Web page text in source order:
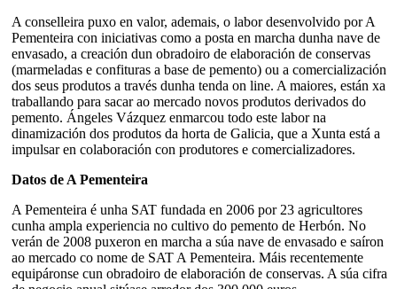
A conselleira puxo en valor, ademais, o labor desenvolvido por A
Pementeira con iniciativas como a posta en marcha dunha nave de
envasado, a creación dun obradoiro de elaboración de conservas
(marmeladas e confituras a base de pemento) ou a comercialización
dos seus produtos a través dunha tenda on line. A maiores, están xa
traballando para sacar ao mercado novos produtos derivados do
pemento. Ángeles Vázquez enmarcou todo este labor na
dinamización dos produtos da horta de Galicia, que a Xunta está a
impulsar en colaboración con produtores e comercializadores.
Datos de A Pementeira
A Pementeira é unha SAT fundada en 2006 por 23 agricultores
cunha ampla experiencia no cultivo do pemento de Herbón. No
verán de 2008 puxeron en marcha a súa nave de envasado e saíron
ao mercado co nome de SAT A Pementeira. Máis recentemente
equipáronse cun obradoiro de elaboración de conservas. A súa cifra